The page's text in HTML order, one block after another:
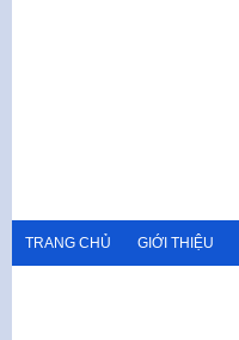
TRANG CHỦ GIỚI THIỆU